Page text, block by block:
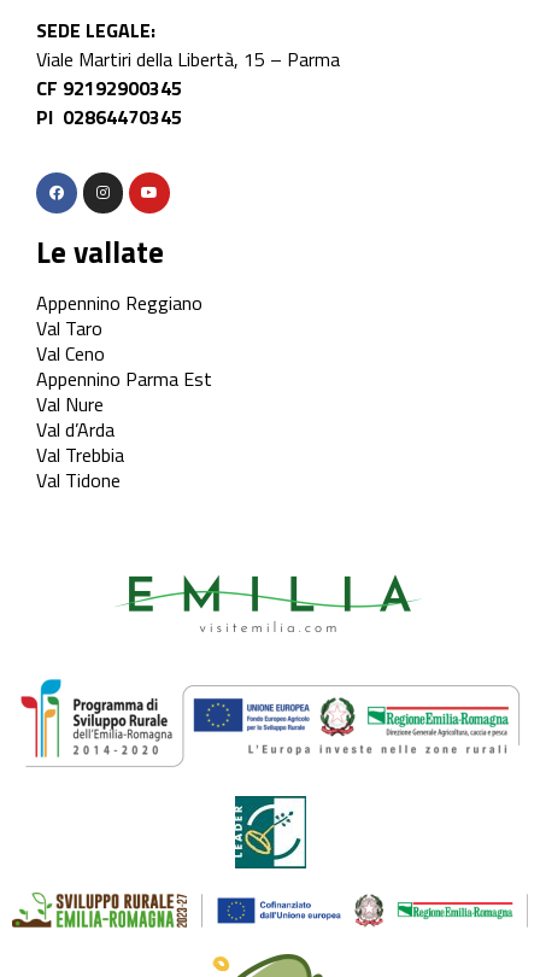
SEDE LEGALE:
Viale Martiri della Libertà, 15 – Parma
CF 92192900345
PI 02864470345
Le vallate
Appennino Reggiano
Val Taro
Val Ceno
Appennino Parma Est
Val Nure
Val d’Arda
Val Trebbia
Val Tidone